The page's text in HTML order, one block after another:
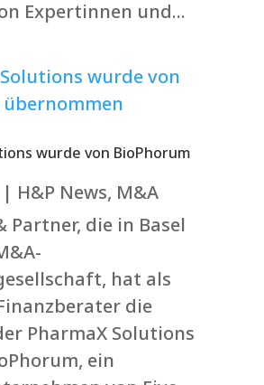
Expertinnen und...
wurde von BioPhorum
H&P News, M&A
Partner, die in Basel
hat als
die
PharmaX Solutions
ein